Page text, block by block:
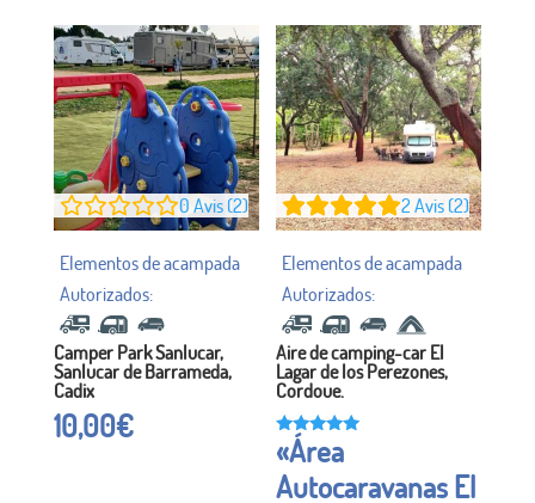
0 Avis (2)
Camper Park Sanlucar,
Sanlucar de Barrameda,
Cadix
10,00€
2Avis (2)
Aire de camping-car El
Lagar de los Perezones,
Cordoue.
Noté à
5h00
sur 5
«Área
Autocaravanas El